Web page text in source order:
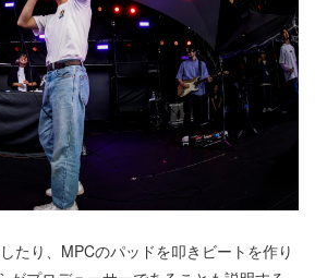
たり、MPCのパッドを叩きビートを作り